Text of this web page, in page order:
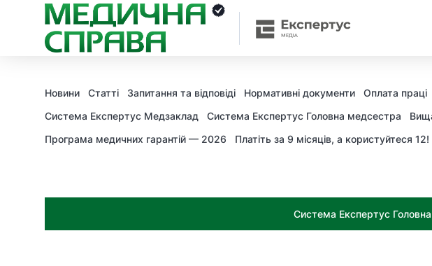
Новини Статті Запитання та відповіді Нормативні документи Оплата праці
Система Експертус Медзаклад
Система Експертус Головна медсестра
Програма медичних гарантій — 2026
Платіть за 9 місяців, а користуйтеся 12!
Система Експертус